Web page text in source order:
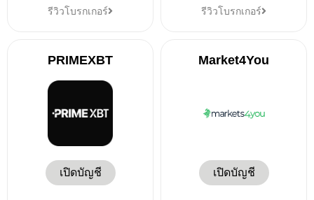
รีวิวโบรกเกอร์ รีวิวโบรกเกอร์
PRIMEXBT
เปิดบัญชี
Market4You
เปิดบัญชี